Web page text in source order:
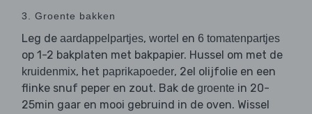
3. Groente bakken
Leg de aardappelpartjes, wortel en 6 tomatenpartjes
op 1-2 bakplaten met bakpapier. Hussel om met de
kruidenmix, het paprikapoeder, 2el olijfolie en een
flinke snuf peper en zout. Bak de groente in 20-
25min gaar en mooi gebruind in de oven. Wissel